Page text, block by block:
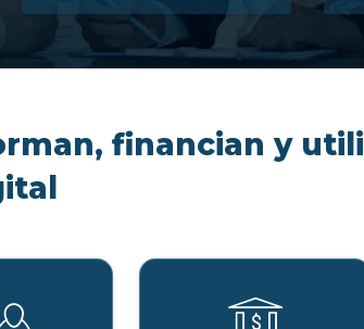
financian y